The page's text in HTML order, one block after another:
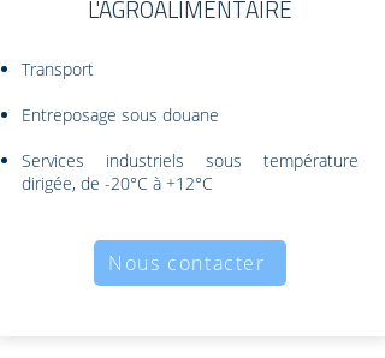
L'AGROALIMENTAIRE
Transport
Entreposage sous douane
Services industriels sous température
dirigée, de -20°C à +12°C
Nous contacter